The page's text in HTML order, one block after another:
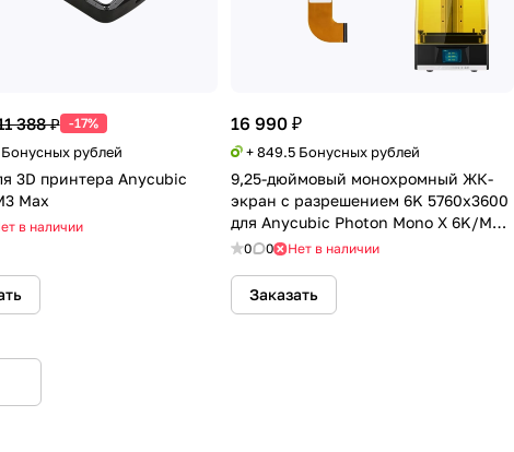
388 ₽ -17%
рублей
3D принтера Anycubic
Max
в наличии
16 990 ₽
+ 849.5 Бонусных рублей
9,25-дюймовый монохромный ЖК-
экран с разрешением 6K 5760x3600
для Anycubic Photon Mono X 6K/M3
Plus
0 0 Нет в наличии
Заказать